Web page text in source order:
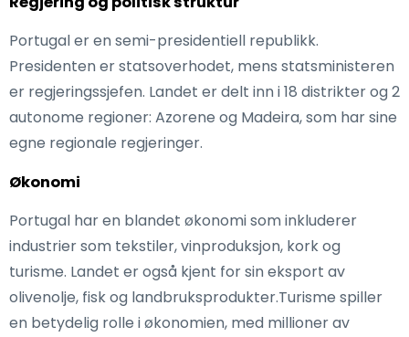
Portugal er en semi-presidentiell republikk.
Presidenten er statsoverhodet, mens statsministeren
er regjeringssjefen. Landet er delt inn i 18 distrikter og 2
autonome regioner: Azorene og Madeira, som har sine
egne regionale regjeringer.
Økonomi
Portugal har en blandet økonomi som inkluderer
industrier som tekstiler, vinproduksjon, kork og
turisme. Landet er også kjent for sin eksport av
olivenolje, fisk og landbruksprodukter.Turisme spiller
en betydelig rolle i økonomien, med millioner av